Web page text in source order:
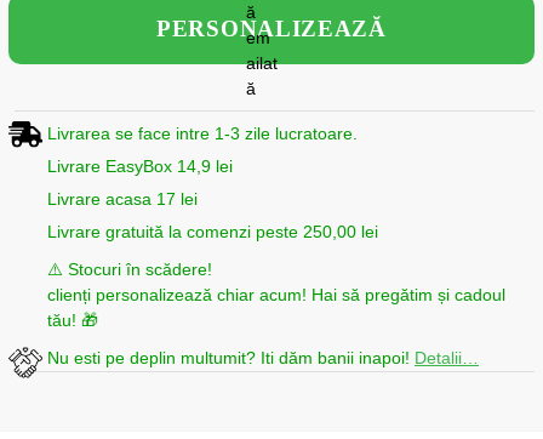
PERSONALIZEAZĂ
Livrarea se face intre 1-3 zile lucratoare.
Livrare EasyBox 14,9 lei
Livrare acasa 17 lei
Livrare gratuită la comenzi peste 250,00 lei
⚠️ Stocuri în scădere!
clienți personalizează chiar acum! Hai să pregătim și cadoul
tău! 🎁
Nu esti pe deplin multumit? Iti dăm banii inapoi! Detalii…